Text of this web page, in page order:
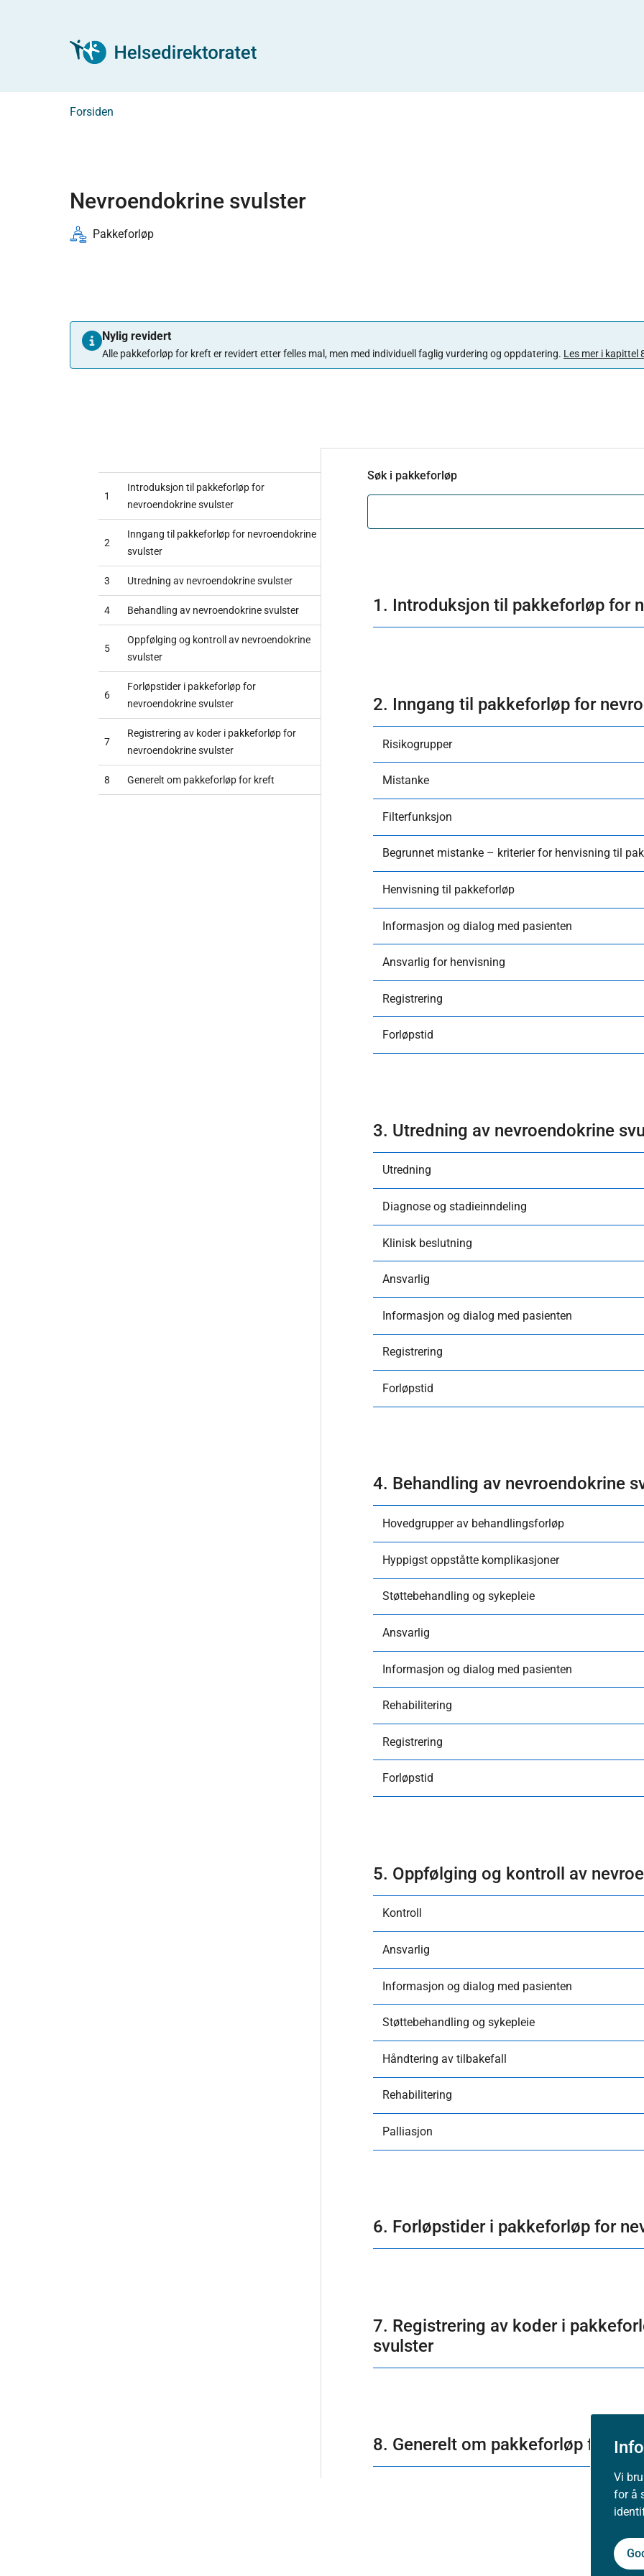
Vi
for å
Forsiden
Nevroendokrine svulster
Pakkeforløp
Nylig revidert
Alle pakkeforløp for kreft er revidert etter felles mal, men med individuell faglig vurdering og oppdatering. Les mer i kapittel
1
Introduksjon til pakkeforløp for
nevroendokrine svulster
2
Inngang til pakkeforløp for nevroendokrine
svulster
3 Utredning av nevroendokrine svulster
4 Behandling av nevroendokrine svulster
5
Oppfølging og kontroll av nevroendokrine
svulster
6
Forløpstider i pakkeforløp for
nevroendokrine svulster
7
Registrering av koder i pakkeforløp for
nevroendokrine svulster
8 Generelt om pakkeforløp for kreft
Søk i pakkeforløp
1. Introduksjon til pakkeforløp for
2. Inngang til pakkeforløp for
​Risikogrupper
​Mistanke
​Filterfunksjon
Begrunnet mistanke – kriterier for henvisning til
​Henvisning til pakkeforløp
​Informasjon og dialog med pasienten
​Ansvarlig for henvisning
Registrering
Forløpstid
3. Utredning av nevroendokrine
Utredning
Diagnose og stadieinndeling
Klinisk beslutning
Ansvarlig
​Informasjon og dialog med pasienten
Registrering
Forløpstid
4. Behandling av nevroendokrine
Hovedgrupper av behandlingsforløp
Hyppigst oppståtte komplikasjoner
​Støttebehandling og sykepleie
​Ansvarlig
​Informasjon og dialog med pasienten
​Rehabilitering
Registrering
Forløpstid
5. Oppfølging og kontroll av
Kontroll
Ansvarlig
Informasjon og dialog med pasienten
Støttebehandling og sykepleie
Håndtering av tilbakefall
Rehabilitering
Palliasjon
6. Forløpstider i pakkeforløp for
7. Registrering av koder i
svulster
8. Generelt om pakkeforløp for